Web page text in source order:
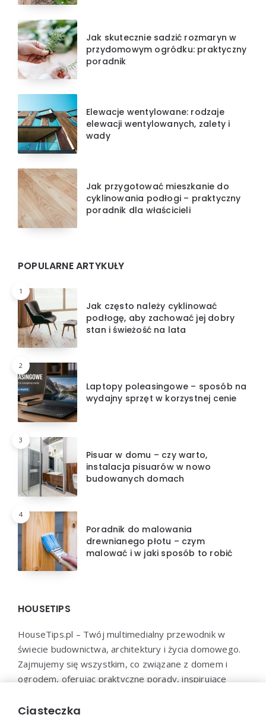
Jak skutecznie sadzić rozmaryn w
przydomowym ogródku: praktyczny
poradnik
Elewacje wentylowane: rodzaje
elewacji wentylowanych, zalety i
wady
Jak przygotować mieszkanie do
cyklinowania podłogi – praktyczny
poradnik dla właścicieli
POPULARNE ARTYKUŁY
1
Jak często należy cyklinować
podłogę, aby zachować jej dobry
stan i świeżość na lata
2
Laptopy poleasingowe – sposób na
wydajny sprzęt w korzystnej cenie
3
Pisuar w domu – czy warto,
instalacja pisuarów w nowo
budowanych domach
4
Poradnik do malowania
drewnianego płotu – czym
malować i w jaki sposób to robić
HOUSETIPS
HouseTips.pl – Twój multimedialny przewodnik w
świecie budownictwa, architektury i życia domowego.
Zajmujemy się wszystkim, co związane z domem i
ogrodem, oferując praktyczne porady, inspirujące
konsultacje. HouseTips.pl to miejsce, gdzie marzenia o
Ciasteczka